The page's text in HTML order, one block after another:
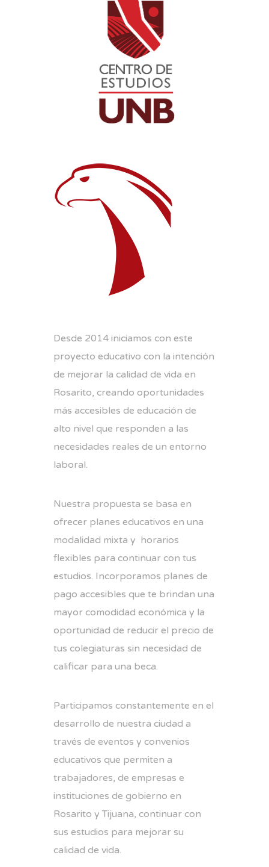
Desde 2014 iniciamos con este
proyecto educativo con la intención
de mejorar la calidad de vida en
Rosarito, creando oportunidades
más accesibles de educación de
alto nivel que responden a las
necesidades reales de un entorno
laboral.
Nuestra propuesta se basa en
ofrecer planes educativos en una
modalidad mixta y horarios
flexibles para continuar con tus
estudios. Incorporamos planes de
pago accesibles que te brindan una
mayor comodidad económica y la
oportunidad de reducir el precio de
tus colegiaturas sin necesidad de
calificar para una beca.
Participamos constantemente en el
desarrollo de nuestra ciudad a
través de eventos y convenios
educativos que permiten a
trabajadores, de empresas e
instituciones de gobierno en
Rosarito y Tijuana, continuar con
sus estudios para mejorar su
calidad de vida.